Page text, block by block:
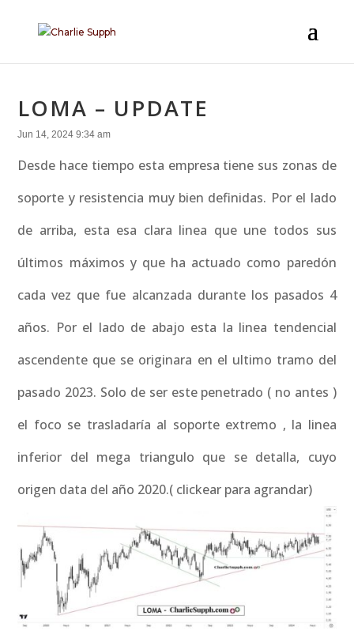
LOMA – UPDATE
Jun 14, 2024 9:34 am
Desde hace tiempo esta empresa tiene sus zonas de
soporte y resistencia muy bien definidas. Por el lado
de arriba, esta esa clara linea que une todos sus
últimos máximos y que ha actuado como paredón
cada vez que fue alcanzada durante los pasados 4
años. Por el lado de abajo esta la linea tendencial
ascendente que se originara en el ultimo tramo del
pasado 2023. Solo de ser este penetrado ( no antes )
el foco se trasladaría al soporte extremo , la linea
inferior del mega triangulo que se detalla, cuyo
origen data del año 2020.( clickear para agrandar)